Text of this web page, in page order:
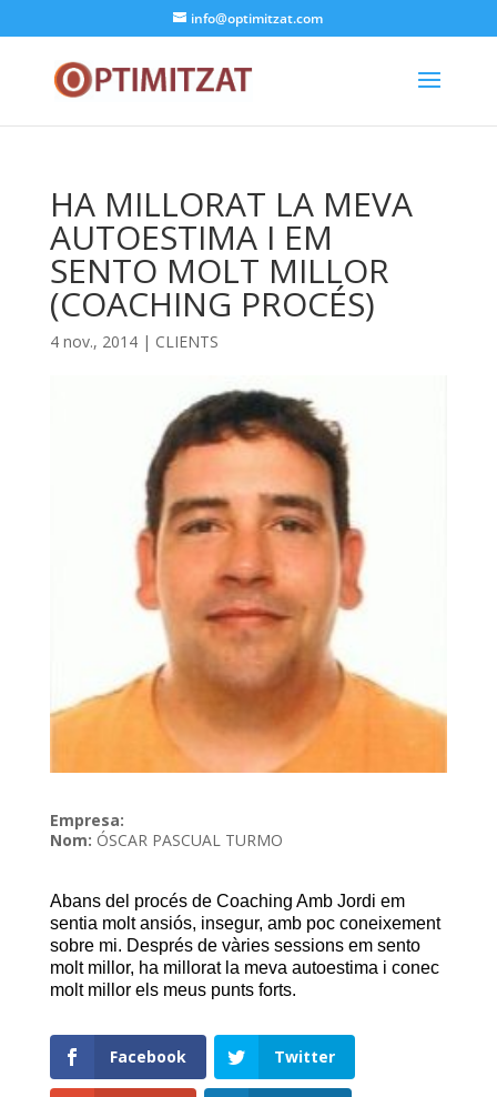
info@optimitzat.com
HA MILLORAT LA MEVA
AUTOESTIMA I EM
SENTO MOLT MILLOR
(COACHING PROCÉS)
4 nov., 2014| CLIENTS
Empresa:
Nom: ÓSCAR PASCUAL TURMO
Abans del procés de Coaching Amb Jordi em
sentia molt ansiós, insegur, amb pocconeixement
sobre mi. Desprésdevàries sessionsem sento
molt millor, ha millorat la meva autoestima i conec
molt millor els meuspunts forts.
Facebook Twitter